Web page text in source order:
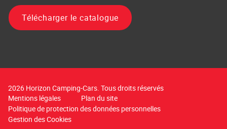
Télécharger le catalogue
2026 Horizon Camping-Cars. Tous droits réservés
Mentions légales
Plan du site
Politique de protection des données personnelles
Gestion des Cookies